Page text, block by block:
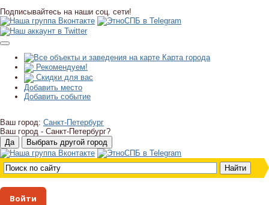
Подписывайтесь на наши соц. сети!
Карта города
Рекомендуем!
Скидки для вас
Добавить место
Добавить событие
Ваш город: Санкт-Петербург
Ваш город - Санкт-Петербург?
Войти